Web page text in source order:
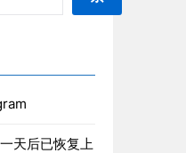
天后已恢复上